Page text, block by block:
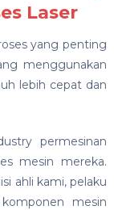
Laser
yang penting
menggunakan
lebih cepat dan
permesinan
mesin mereka.
ahli kami, pelaku
mesin